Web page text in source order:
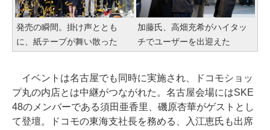
発売の瞬間。掛け声ととも
に、紙テープが舞い散った
加藤氏、高畑充希がハイタッ
チでユーザーを出迎えた
イベントは名古屋でも同時に実施され、ドコモショッ
プ丸の内店とは中継がつながれた。名古屋会場にはSKE
48のメンバーである須田亜香里、磯原杏華がゲストとし
て登壇。ドコモの東海支社長を務める、入江恵氏も出席